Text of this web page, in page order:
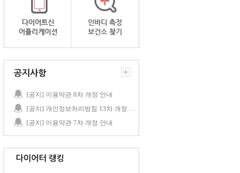
공지사항
[공지] 이용약관 8차 개정 안내
[공지] 이용약관 7차 개정 안내
다이어터 랭킹